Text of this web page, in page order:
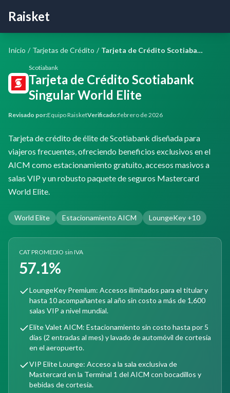
Raisket
Inicio / Tarjetas de Crédito / Tarjeta de Crédito Scotiabank Singular World Elite
Scotiabank
Tarjeta de Crédito Scotiabank
Singular World Elite
Revisado por:Equipo RaisketVerificado:febrero de 2026
Tarjeta de crédito de élite de Scotiabank diseñada para
viajeros frecuentes, ofreciendo beneficios exclusivos en el
AICM como estacionamiento gratuito, accesos masivos a
salas VIP y un robusto paquete de seguros Mastercard
World Elite.
World Elite Estacionamiento AICM LoungeKey +10
CAT PROMEDIO sin IVA
57.1%
LoungeKey Premium: Accesos ilimitados para el titular y
hasta 10 acompañantes al año sin costo a más de 1,600
salas VIP a nivel mundial.
Elite Valet AICM: Estacionamiento sin costo hasta por 5
días (2 entradas al mes) y lavado de automóvil de cortesía
en el aeropuerto.
VIP Elite Lounge: Acceso a la sala exclusiva de
Mastercard en la Terminal 1 del AICM con bocadillos y
bebidas de cortesía.